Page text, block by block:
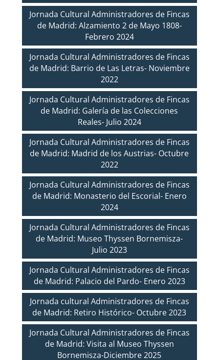
Jornada Cultural Administradores de Fincas
de Madrid: Alzamiento 2 de Mayo 1808-
Febrero 2024
Jornada Cultural Administradores de Fincas
de Madrid: Barrio de Las Letras- Noviembre
2022
Jornada Cultural Administradores de Fincas
de Madrid: Galería de las Colecciones
Reales- Julio 2024
Jornada Cultural Administradores de Fincas
de Madrid: Madrid de los Austrias- Octubre
2022
Jornada Cultural Administradores de Fincas
de Madrid: Monasterio del Escorial- Enero
2024
Jornada Cultural Administradores de Fincas
de Madrid: Museo Thyssen Bornemisza-
Julio 2023
Jornada Cultural Administradores de Fincas
de Madrid: Palacio del Pardo- Enero 2023
Jornada cultural Administradores de Fincas
de Madrid: Retiro Histórico- Octubre 2023
Jornada Cultural Administradores de Fincas
de Madrid: Visita al Museo Thyssen
Bornemisza-Diciembre 2025